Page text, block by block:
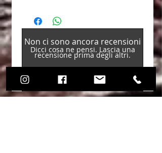
Cross reference:
FRP201W
Alcon PNF4463X551 - PNF4463X553
Alcon H type - Th. 16.0mm
AP Racing CP2340D51
Non ci sono ancora recensioni
Dicci cosa ne pensi. Lascia una
recensione prima degli altri.
Lascia una recensione